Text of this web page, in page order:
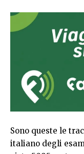
Sono queste le
italiano degli